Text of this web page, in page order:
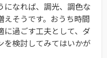
になれば、調光、調色な
えそうです。おうち時間
に過ごす工夫として、ダ
を検討してみてはいかが